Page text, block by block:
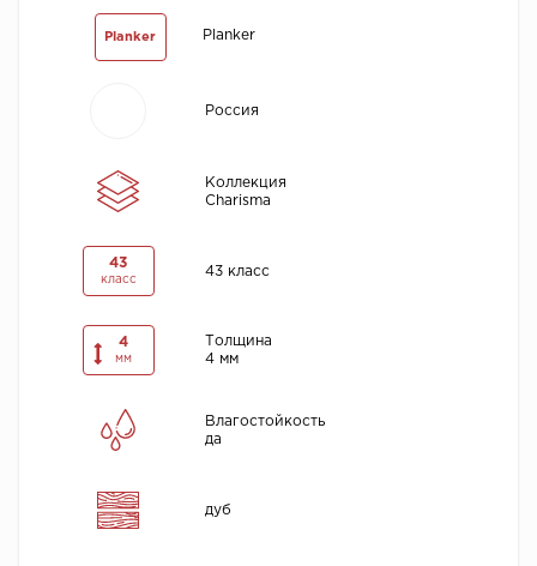
Planker Planker
Россия
Коллекция
Charisma
43
класс
43 класс
4
мм
Толщина
4 мм
Влагостойкость
да
дуб